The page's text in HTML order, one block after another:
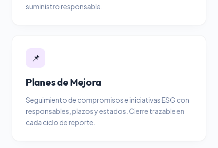
suministro responsable.
📌
Planes de Mejora
Seguimiento de compromisos e iniciativas ESG con
responsables, plazos y estados. Cierre trazable en
cada ciclo de reporte.